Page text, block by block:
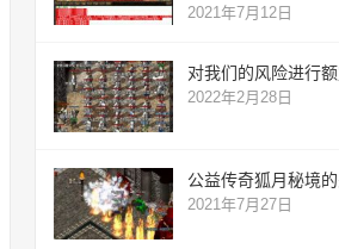
2021年7月12日
对我们的风险进行
2022年2月28日
公益传奇狐月秘境
2021年7月27日